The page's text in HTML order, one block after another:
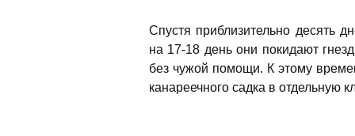
Спустя приблизительно десять
на 17-18 день они покидают
без чужой помощи. К этому
канареечного садка в отдельную